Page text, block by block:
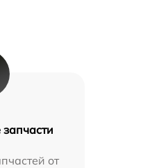
от